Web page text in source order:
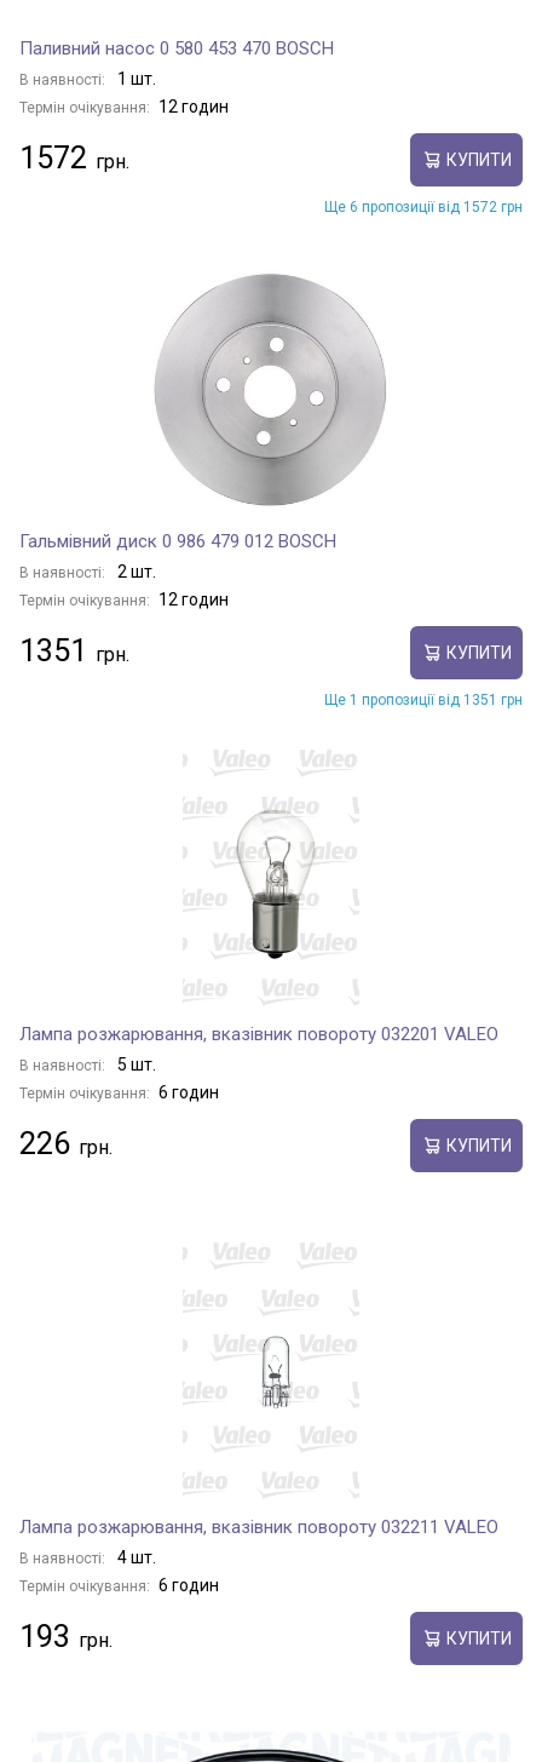
Паливний насос 0 580 453 470 BOSCH
В наявності: 1 шт.
Термін очікування: 12 годин
1572 КУПИТИ
Ще 6 пропозиції від 1572 грн
Гальмівний диск 0 986 479 012 BOSCH
В наявності: 2 шт.
Термін очікування: 12 годин
1351 КУПИТИ
Ще 1 пропозиції від 1351 грн
Лампа розжарювання, вказівник повороту 032201 VALEO
В наявності: 5 шт.
Термін очікування: 6 годин
226 КУПИТИ
Лампа розжарювання, вказівник повороту 032211 VALEO
В наявності: 4 шт.
Термін очікування: 6 годин
193 КУПИТИ